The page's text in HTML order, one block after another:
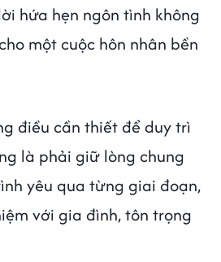
hứa hẹn ngôn tình không
một cuộc hôn nhân bền
điều cần thiết để duy trì
là phải giữ lòng chung
yêu qua từng giai đoạn,
với gia đình, tôn trọng